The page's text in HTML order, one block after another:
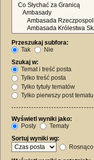
Przeszukaj subfora:
Tak
Nie
Szukaj w:
Temat i treść posta
Tylko treść posta
Tylko tytuły tematów
Tylko pierwszy post tematu
Wyświetl wyniki jako:
Posty
Tematy
Sortuj wyniki wg:
Rosnąco